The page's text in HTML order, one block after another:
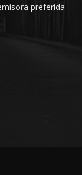
preferida